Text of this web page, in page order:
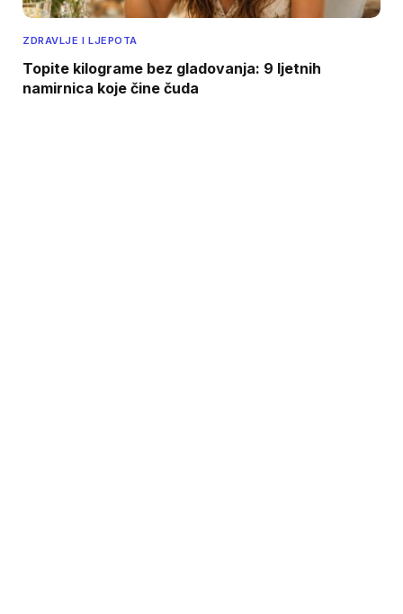
ZDRAVLJE I LJEPOTA
Topite kilograme bez gladovanja: 9 ljetnih
namirnica koje čine čuda